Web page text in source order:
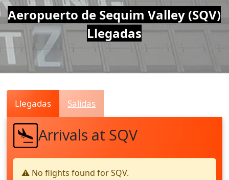
Air
Traffic
Live
Aeropuerto de Sequim Valley (SQV)
Llegadas
Llegadas Salidas
Arrivals at SQV
⚠️ No flights found for SQV.